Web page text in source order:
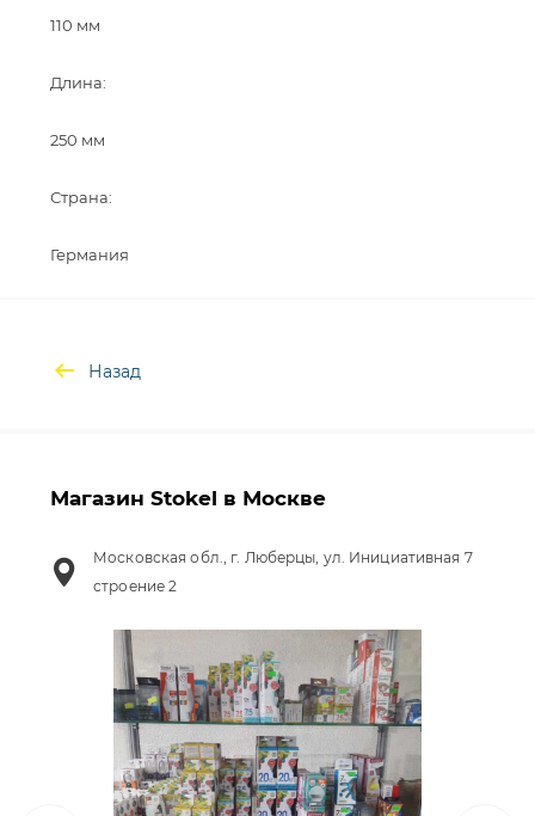
110 мм
Длина:
250 мм
Страна:
Назад
Магазин Stokel в Москве
Московская обл., г. Люберцы, ул. Инициативная 7
строение 2